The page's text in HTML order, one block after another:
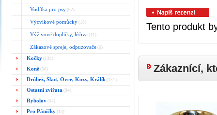
Vodítka pro psy (62)
Výcvikové pomůcky (18)
Výživové doplňky, léčiva (41)
Zákazové spreje, odpuzovače (6)
Kočky (139)
Koně (50)
Drůbež, Skot, Ovce, Kozy, Králík (151)
Ostatní zvířata (94)
Rybolov (54)
Pro Páníčky (13)
Tento produkt
Zákaznící,